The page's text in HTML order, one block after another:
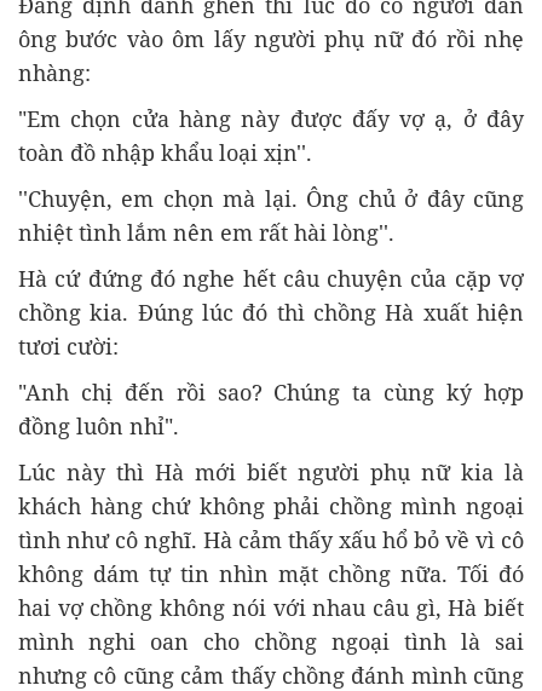
ông bước vào ôm lấy người phụ nữ đó rồi nhẹ
nhàng:
"Em chọn cửa hàng này được đấy vợ ạ, ở đây
toàn đồ nhập khẩu loại xịn''.
''Chuyện, em chọn mà lại. Ông chủ ở đây cũng
nhiệt tình lắm nên em rất hài lòng''.
Hà cứ đứng đó nghe hết câu chuyện của cặp vợ
chồng kia. Đúng lúc đó thì chồng Hà xuất hiện
tươi cười:
"Anh chị đến rồi sao? Chúng ta cùng ký hợp
đồng luôn nhỉ".
Lúc này thì Hà mới biết người phụ nữ kia là
khách hàng chứ không phải chồng mình ngoại
tình như cô nghĩ. Hà cảm thấy xấu hổ bỏ về vì cô
không dám tự tin nhìn mặt chồng nữa. Tối đó
hai vợ chồng không nói với nhau câu gì, Hà biết
mình nghi oan cho chồng ngoại tình là sai
nhưng cô cũng cảm thấy chồng đánh mình cũng